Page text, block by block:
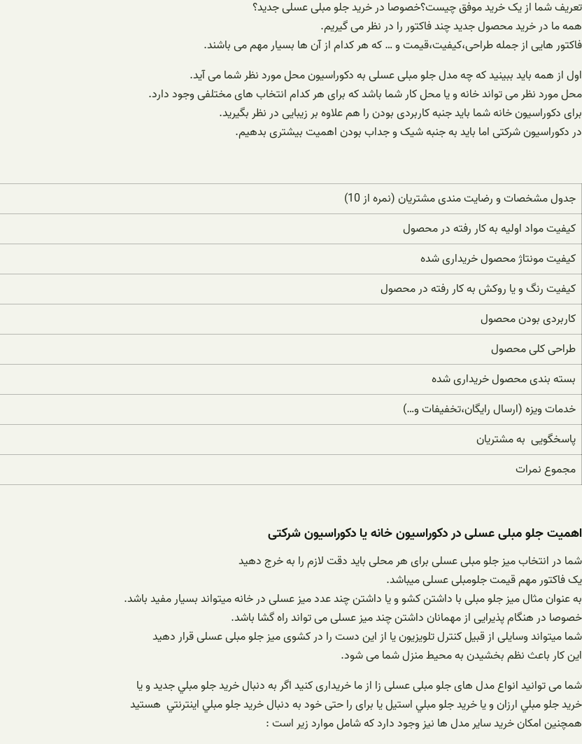
تعریف شما از یک خرید موفق چیست؟خصوصا در خرید جلو مبلی عسلی جدید؟
همه ما در خرید محصول جدید چند فاکتور را در نظر می گیریم.
فاکتور هایی از جمله طراحی،کیفیت،قیمت و … که هر کدام از آن ها بسیار مهم می باشند.
اول از همه باید ببینید که چه مدل جلو مبلی عسلی به دکوراسیون محل مورد نظر شما می آید.
محل مورد نظر می تواند خانه و یا محل کار شما باشد که برای هر کدام انتخاب های مختلفی وجود دارد.
برای دکوراسیون خانه شما باید جنبه کاربردی بودن را هم علاوه بر زیبایی در نظر بگیرید.
در دکوراسیون شرکتی اما باید به جنبه شیک و جداب بودن اهمیت بیشتری بدهیم.
جدول مشخصات و رضایت مندی مشتریان (نمره از 10)
کیفیت مواد اولیه به کار رفته در محصول
کیفیت مونتاژ محصول خریداری شده
کیفیت رنگ و یا روکش به کار رفته در محصول
کاربردی بودن محصول
طراحی کلی محصول
بسته بندی محصول خریداری شده
خدمات ویزه (ارسال رایگان،تخفیفات و…)
پاسخگویی به مشتریان
مجموع نمرات
اهمیت جلو مبلی عسلی در دکوراسیون خانه یا دکوراسیون شرکتی
شما در انتخاب میز جلو مبلی عسلی برای هر محلی باید دقت لازم را به خرج دهید
یک فاکتور مهم قیمت جلومبلی عسلی میباشد.
به عنوان مثال میز جلو مبلی با داشتن کشو و یا داشتن چند عدد میز عسلی در خانه میتواند بسیار مفید باشد.
خصوصا در هنگام پذیرایی از مهمانان داشتن چند میز عسلی می تواند راه گشا باشد.
شما میتواند وسایلی از قبیل کنترل تلویزیون یا از این دست را در کشوی میز جلو مبلی عسلی قرار دهید
این کار باعث نظم بخشیدن به محیط منزل شما می شود.
شما می توانید انواع مدل های جلو مبلی عسلی زا از ما خریداری کنید اگر به دنبال خريد جلو مبلي جدید و یا
خريد جلو مبلي ارزان و یا خريد جلو مبلي استيل یا برای را حتی خود به دنبال خريد جلو مبلي اينترنتي هستید
همچنین امکان خرید سایر مدل ها نیز وجود دارد که شامل موارد زیر است :